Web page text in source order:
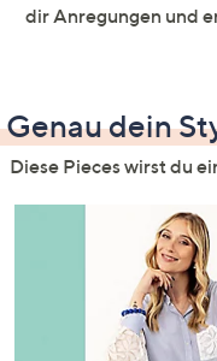
dir Anregungen und
Genau dein
Diese Pieces wirst du